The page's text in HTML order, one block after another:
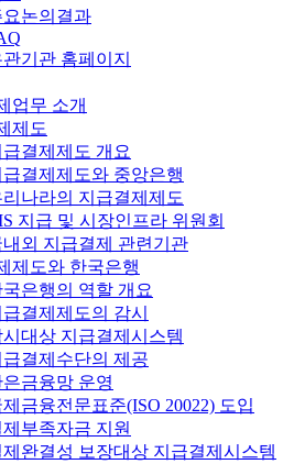
요논의결과
관기관 홈페이지
업무 소개
제도
급결제제도 개요
급결제제도와 중앙은행
리나라의 지급결제제도
지급 및 시장인프라 위원회
내외 지급결제 관련기관
제도와 한국은행
국은행의 역할 개요
급결제제도의 감시
시대상 지급결제시스템
급결제수단의 제공
은금융망 운영
제금융전문표준(ISO 20022) 도입
제부족자금 지원
제완결성 보장대상 지급결제시스템